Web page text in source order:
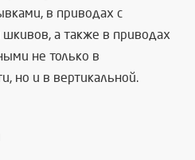
в приводах с
а также в приводах
не только в
но и в вертикальной.